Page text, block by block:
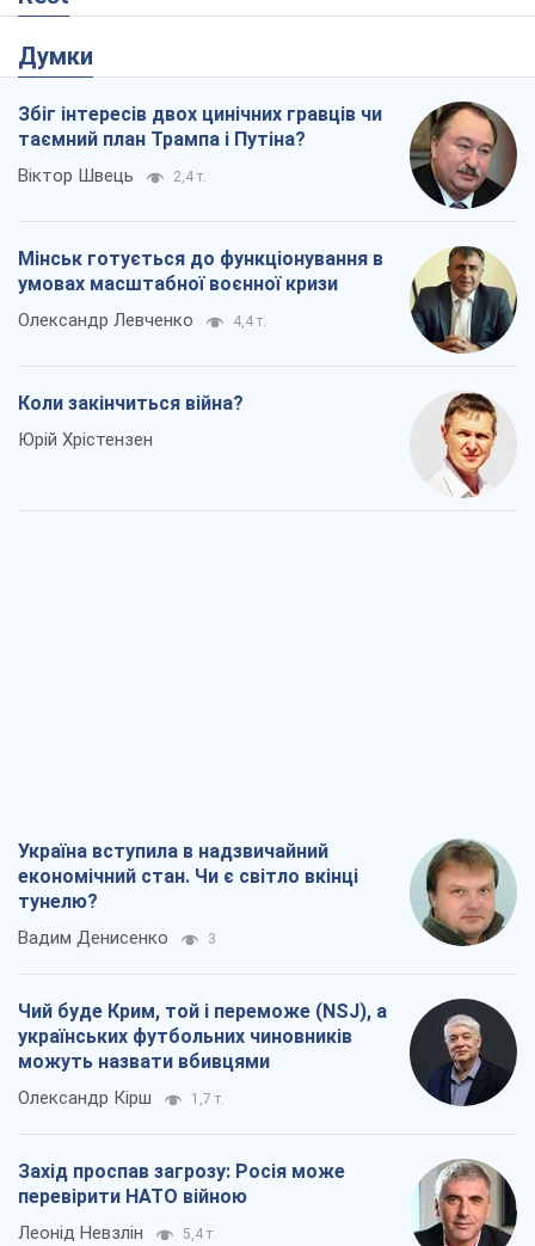
Думки
Збіг інтересів двох цинічних гравців чи
таємний план Трампа і Путіна?
Віктор Швець 2,4 т.
Мінськ готується до функціонування в
умовах масштабної воєнної кризи
Олександр Левченко 4,4 т.
Коли закінчиться війна?
Юрій Хрістензен
Україна вступила в надзвичайний
економічний стан. Чи є світло вкінці
тунелю?
Вадим Денисенко 3
Чий буде Крим, той і переможе (NSJ), а
українських футбольних чиновників
можуть назвати вбивцями
Олександр Кірш 1,7 т.
Захід проспав загрозу: Росія може
перевірити НАТО війною
Леонід Невзлін 5,4 т.